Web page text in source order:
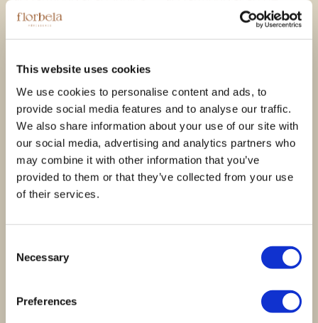
This website uses cookies
We use cookies to personalise content and ads, to
provide social media features and to analyse our traffic.
We also share information about your use of our site with
our social media, advertising and analytics partners who
may combine it with other information that you’ve
provided to them or that they’ve collected from your use
of their services.
Selection
Necessary
Preferences
Experiência
Gastronómica
Premium &
Harmonização Vínica
& Sake
375,00€
Gastronómica
Premium &
Harmonização de
Cocktails
345,00€